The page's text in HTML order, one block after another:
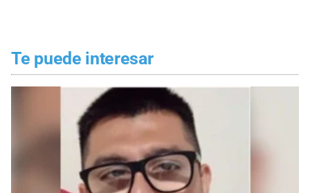
Te puede interesar